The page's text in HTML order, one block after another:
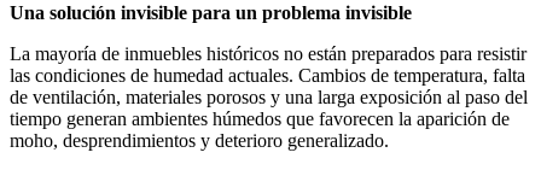
Una solución invisible para un problema invisible
La mayoría de inmuebles históricos no están preparados para resistir
las condiciones de humedad actuales. Cambios de temperatura, falta
de ventilación, materiales porosos y una larga exposición al paso del
tiempo generan ambientes húmedos que favorecen la aparición de
moho, desprendimientos y deterioro generalizado.